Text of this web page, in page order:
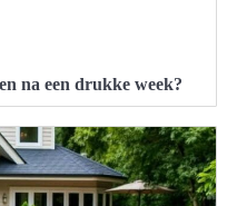
na een drukke week?